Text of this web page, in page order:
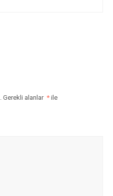
Gerekli alanlar * ile